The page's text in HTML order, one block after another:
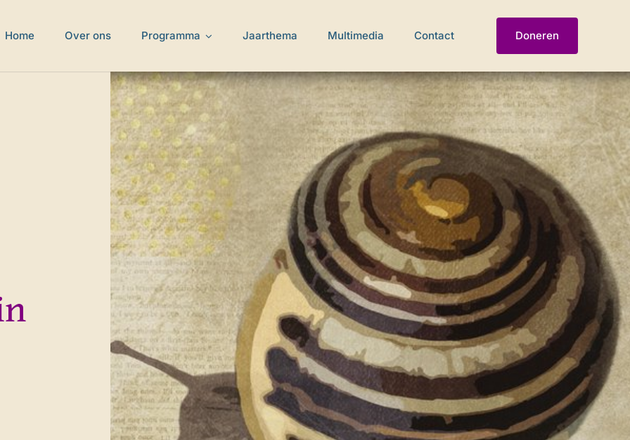
Home Over ons Programma Jaarthema Multimedia Contact Doneren